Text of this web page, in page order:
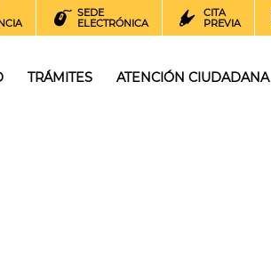
SEDE
ELECTRÓNICA
CITA
PREVIA
TRÁMITES ATENCIÓN CIUDADANA